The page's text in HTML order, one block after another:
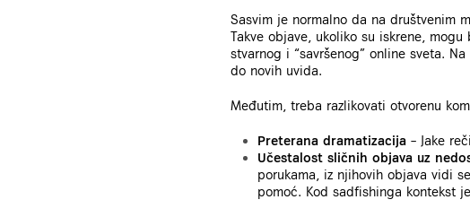
Sasvim je normalno da na društvenim
Takve objave, ukoliko su iskrene,
stvarnog i “savršenog” online sveta.
do novih uvida.
Međutim, treba razlikovati otvorenu
Preterana dramatizacija – Jake
Učestalost sličnih objava uz
porukama, iz njihovih objava vidi
pomoć. Kod sadfishinga kontekst